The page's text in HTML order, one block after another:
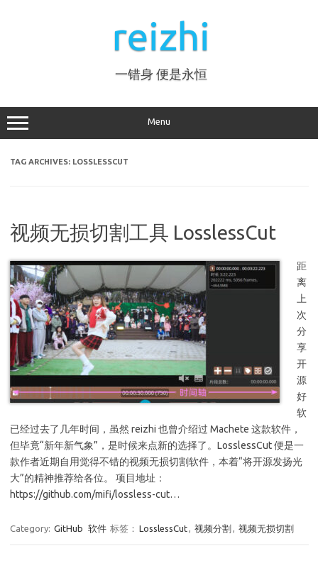
reizhi
一错身 便是永恒
Menu
TAG ARCHIVES: LOSSLESSCUT
视频无损切割工具 LosslessCut
距
离
上
次
分
享
开
源
好
软
已经过去了几年时间，虽然 reizhi 也曾介绍过 Machete 这款软件，
但毕竟“新年新气象”，是时候来点新的选择了。LosslessCut 便是一
款作者近期自用觉得不错的视频无损切割软件，本着“将开源发扬光
大”的精神推荐给各位。 项目地址：
https://github.com/mifi/lossless-cut…
Category: GitHub 软件 标签： LosslessCut, 视频分割 , 视频无损切割